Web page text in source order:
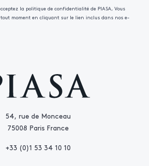
54, rue de Monceau
75008 Paris France
+33 (0)1 53 34 10 10
la politique de confidentialité de PIASA, Vous
tout moment en cliquant sur le lien inclus dans nos e-